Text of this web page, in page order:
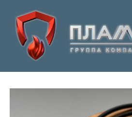
Оперативное восстановление
установок после
а также проведение
регламентных